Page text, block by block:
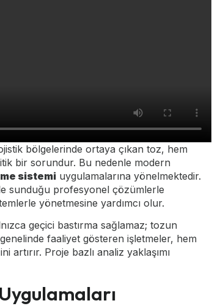
bölgelerinde ortaya çıkan toz, hem
bir sorundur. Bu nedenle modern
sistemi uygulamalarına yönelmektedir.
sunduğu profesyonel çözümlerle
yönetmesine yardımcı olur.
geçici bastırma sağlamaz; tozun
faaliyet gösteren işletmeler, hem
Proje bazlı analiz yaklaşımı